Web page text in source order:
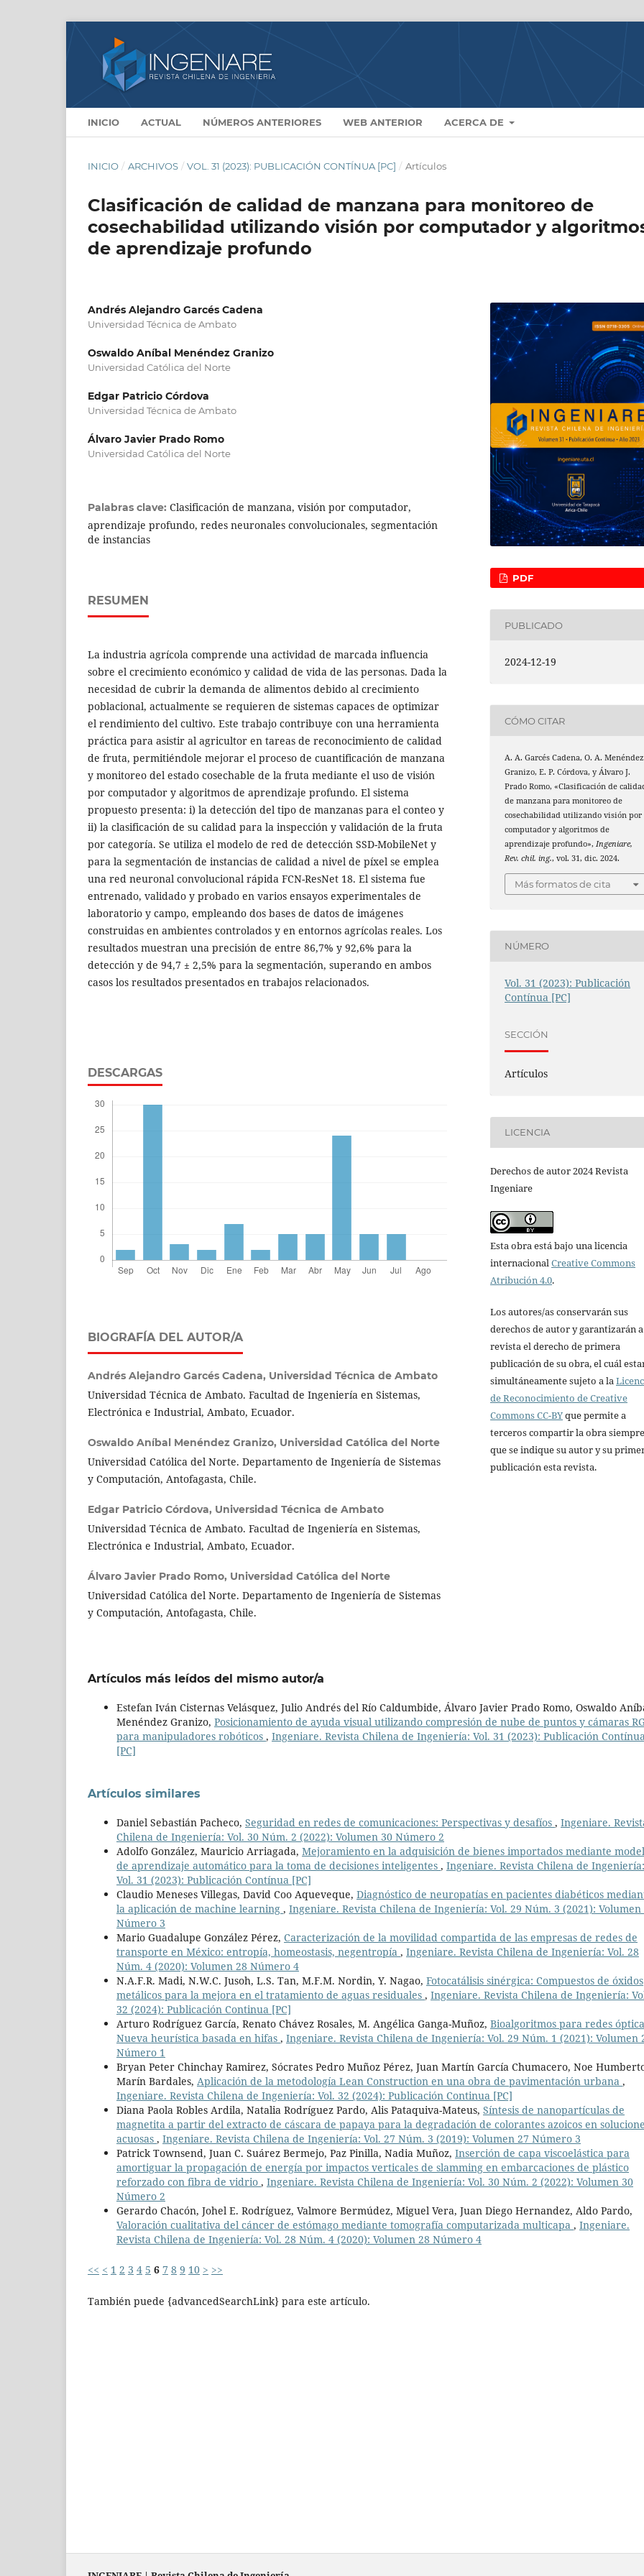
INICIO ACTUAL NÚMEROS ANTERIORES WEB ANTERIOR ACERCA DE
INICIO / ARCHIVOS / VOL. 31 (2023): PUBLICACIÓN CONTÍNUA [PC] / Artículos
Clasificación de calidad de manzana para monitoreo de
cosechabilidad utilizando visión por computador y
de aprendizaje profundo
Andrés Alejandro Garcés Cadena
Universidad Técnica de Ambato
Oswaldo Aníbal Menéndez Granizo
Universidad Católica del Norte
Edgar Patricio Córdova
Universidad Técnica de Ambato
Álvaro Javier Prado Romo
Universidad Católica del Norte
Palabras clave: Clasificación de manzana, visión por computador,
aprendizaje profundo, redes neuronales convolucionales, segmentación
de instancias
RESUMEN
La industria agrícola comprende una actividad de marcada influencia
sobre el crecimiento económico y calidad de vida de las personas. Dada la
necesidad de cubrir la demanda de alimentos debido al crecimiento
poblacional, actualmente se requieren de sistemas capaces de optimizar
el rendimiento del cultivo. Este trabajo contribuye con una herramienta
práctica para asistir al agricultor en tareas de reconocimiento de calidad
de fruta, permitiéndole mejorar el proceso de cuantificación de manzana
y monitoreo del estado cosechable de la fruta mediante el uso de visión
por computador y algoritmos de aprendizaje profundo. El sistema
propuesto presenta: i) la detección del tipo de manzanas para el conteo y
ii) la clasificación de su calidad para la inspección y validación de la fruta
por categoría. Se utiliza el modelo de red de detección SSD-MobileNet y
para la segmentación de instancias de calidad a nivel de píxel se emplea
una red neuronal convolucional rápida FCN-ResNet 18. El sistema fue
entrenado, validado y probado en varios ensayos experimentales de
laboratorio y campo, empleando dos bases de datos de imágenes
construidas en ambientes controlados y en entornos agrícolas reales. Los
resultados muestran una precisión de entre 86,7% y 92,6% para la
detección y de 94,7 ± 2,5% para la segmentación, superando en ambos
casos los resultados presentados en trabajos relacionados.
DESCARGAS
BIOGRAFÍA DEL AUTOR/A
Andrés Alejandro Garcés Cadena, Universidad Técnica de Ambato
Universidad Técnica de Ambato. Facultad de Ingeniería en Sistemas,
Electrónica e Industrial, Ambato, Ecuador.
Oswaldo Aníbal Menéndez Granizo, Universidad Católica del Norte
Universidad Católica del Norte. Departamento de Ingeniería de Sistemas
y Computación, Antofagasta, Chile.
Edgar Patricio Córdova, Universidad Técnica de Ambato
Universidad Técnica de Ambato. Facultad de Ingeniería en Sistemas,
Electrónica e Industrial, Ambato, Ecuador.
Álvaro Javier Prado Romo, Universidad Católica del Norte
Universidad Católica del Norte. Departamento de Ingeniería de Sistemas
y Computación, Antofagasta, Chile.
PDF
PUBLICADO
2024-12-19
CÓMO CITAR
A. A. Garcés Cadena, O. A. Menéndez
Granizo, E. P. Córdova, y Álvaro J.
Prado Romo, «Clasificación de
de manzana para monitoreo de
cosechabilidad utilizando visión por
computador y algoritmos de
aprendizaje profundo»,Ingeniare,
Rev. chil. ing., vol. 31, dic. 2024.
Más formatos de cita
NÚMERO
Vol. 31 (2023): Publicación
Contínua [PC]
SECCIÓN
Artículos
LICENCIA
Derechos de autor 2024 Revista
Ingeniare
Esta obra está bajo una licencia
internacionalCreative Commons
Atribución 4.0.
Los autores/as conservarán sus
derechos de autor y garantizarán
revista el derecho de primera
publicación de su obra, el cuál
simultáneamente sujeto a la
de Reconocimiento de Creative
Commons CC-BYque permite a
terceros compartir la obra siempre
que se indique su autor y su
publicación esta revista.
Artículos más leídos del mismo autor/a
Estefan Iván Cisternas Velásquez, Julio Andrés del Río Caldumbide, Álvaro Javier Prado Romo, Oswaldo
Menéndez Granizo, Posicionamiento de ayuda visual utilizando compresión de nube de puntos y cámaras
para manipuladores robóticos , Ingeniare. Revista Chilena de Ingeniería: Vol. 31 (2023): Publicación
[PC]
Artículos similares
Daniel Sebastián Pacheco, Seguridad en redes de comunicaciones: Perspectivas y desafíos , Ingeniare.
Chilena de Ingeniería: Vol. 30 Núm. 2 (2022): Volumen 30 Número 2
Adolfo González, Mauricio Arriagada, Mejoramiento en la adquisición de bienes importados mediante
de aprendizaje automático para la toma de decisiones inteligentes , Ingeniare. Revista Chilena de Ingeniería:
Vol. 31 (2023): Publicación Contínua [PC]
Claudio Meneses Villegas, David Coo Aqueveque, Diagnóstico de neuropatías en pacientes diabéticos
la aplicación de machine learning , Ingeniare. Revista Chilena de Ingeniería: Vol. 29 Núm. 3 (2021): Volumen
Número 3
Mario Guadalupe González Pérez, Caracterización de la movilidad compartida de las empresas de redes de
transporte en México: entropía, homeostasis, negentropía , Ingeniare. Revista Chilena de Ingeniería: Vol. 28
Núm. 4 (2020): Volumen 28 Número 4
N.A.F.R. Madi, N.W.C. Jusoh, L.S. Tan, M.F.M. Nordin, Y. Nagao, Fotocatálisis sinérgica: Compuestos de óxidos
metálicos para la mejora en el tratamiento de aguas residuales , Ingeniare. Revista Chilena de Ingeniería:
32 (2024): Publicación Continua [PC]
Arturo Rodríguez García, Renato Chávez Rosales, M. Angélica Ganga-Muñoz, Bioalgoritmos para redes
Nueva heurística basada en hifas , Ingeniare. Revista Chilena de Ingeniería: Vol. 29 Núm. 1 (2021): Volumen
Número 1
Bryan Peter Chinchay Ramirez, Sócrates Pedro Muñoz Pérez, Juan Martín García Chumacero, Noe
Marín Bardales, Aplicación de la metodología Lean Construction en una obra de pavimentación urbana ,
Ingeniare. Revista Chilena de Ingeniería: Vol. 32 (2024): Publicación Continua [PC]
Diana Paola Robles Ardila, Natalia Rodríguez Pardo, Alis Pataquiva-Mateus, Síntesis de nanopartículas de
magnetita a partir del extracto de cáscara de papaya para la degradación de colorantes azoicos en
acuosas , Ingeniare. Revista Chilena de Ingeniería: Vol. 27 Núm. 3 (2019): Volumen 27 Número 3
Patrick Townsend, Juan C. Suárez Bermejo, Paz Pinilla, Nadia Muñoz, Inserción de capa viscoelástica para
amortiguar la propagación de energía por impactos verticales de slamming en embarcaciones de plástico
reforzado con fibra de vidrio , Ingeniare. Revista Chilena de Ingeniería: Vol. 30 Núm. 2 (2022): Volumen 30
Número 2
Gerardo Chacón, Johel E. Rodríguez, Valmore Bermúdez, Miguel Vera, Juan Diego Hernandez, Aldo Pardo,
Valoración cualitativa del cáncer de estómago mediante tomografía computarizada multicapa , Ingeniare.
Revista Chilena de Ingeniería: Vol. 28 Núm. 4 (2020): Volumen 28 Número 4
<< < 1 2 3 4 5 6 7 8 9 10 > >>
También puede {advancedSearchLink} para este artículo.